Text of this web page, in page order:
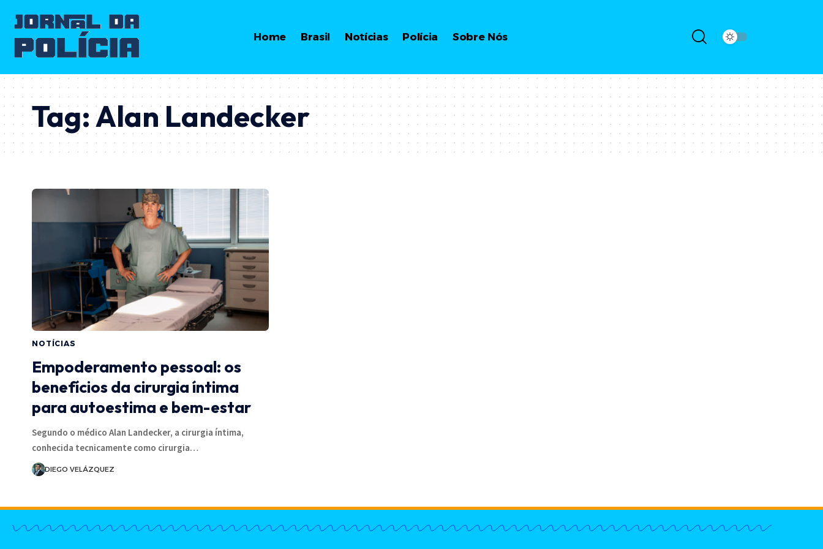
Home Brasil Notícias Polícia Sobre Nós
Tag:Alan Landecker
NOTÍCIAS
Empoderamento pessoal: os
benefícios da cirurgia íntima
para autoestima e bem-estar
Segundo o médico Alan Landecker, a cirurgia íntima,
conhecida tecnicamente como cirurgia…
DIEGO VELÁZQUEZ